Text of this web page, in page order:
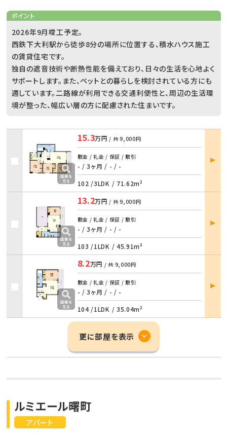
ポイント
2026年9月竣工予定。
西鉄下大利駅から徒歩8分の場所に位置する、積水ハウス施工
の賃貸住宅です。
独自の遮音技術や断熱性能を備えており、日々の生活を心地よく
サポートします。また、ペットとの暮らしを検討されている方にも
適しています。二路線が利用できる交通利便性と、周辺の生活環
境が整った、幅広い層の方に配慮された住まいです。
15.3万円 / 共9,000円
敷金 / 礼金 / 保証 / 敷引
- / 3ヶ月 / - / -
102 /3LDK / 71.62m²
部屋
詳細
13.2万円 / 共9,000円
敷金 / 礼金 / 保証 / 敷引
- / 3ヶ月 / - / -
103 /1LDK / 45.91m²
部屋
詳細
8.2万円 / 共 9,000円
敷金 / 礼金 / 保証 / 敷引
- / 3ヶ月 / - / -
104 /1LDK / 35.04m²
部屋
詳細
更に部屋を表示
アパート
ルミエール曙町